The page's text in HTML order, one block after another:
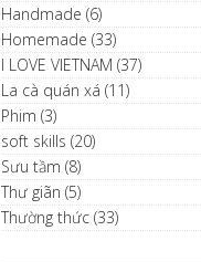
Handmade (6)
Homemade (33)
I LOVE VIETNAM (37)
La cà quán xá (11)
Phim (3)
soft skills (20)
Sưu tầm (8)
Thư giãn (5)
Thường thức (33)